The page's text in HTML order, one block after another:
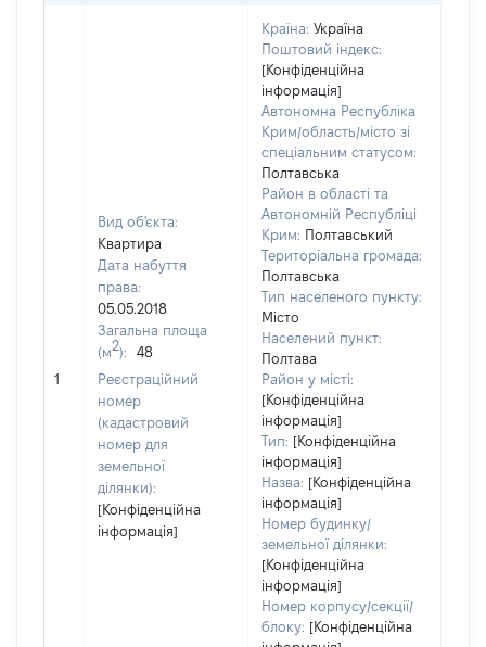
1
Вид об'єкта:
Квартира
Дата набуття
права:
05.05.2018
Загальна площа
(м2):
48
Реєстраційний
номер
(кадастровий
номер для
земельної
ділянки):
[Конфіденційна
інформація]
Країна: Україна
Поштовий індекс:
[Конфіденційна
інформація]
Автономна Республіка
Крим/область/місто зі
спеціальним статусом:
Полтавська
Район в області та
Автономній Республіці
Крим: Полтавський
Територіальна громада:
Полтавська
Тип населеного пункту:
Місто
Населений пункт:
Полтава
Район у місті:
[Конфіденційна
інформація]
Тип: [Конфіденційна
інформація]
Назва: [Конфіденційна
інформація]
Номер будинку/
земельної ділянки:
[Конфіденційна
інформація]
Номер корпусу/секції/
блоку: [Конфіденційна